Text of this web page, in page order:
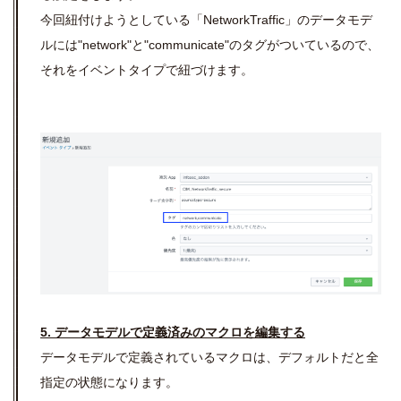
今回紐付けようとしている「NetworkTraffic」のデータモデ
ルには"network"と"communicate"のタグがついているので、
それをイベントタイプで紐づけます。
5. データモデルで定義済みのマクロを編集する
データモデルで定義されているマクロは、デフォルトだと全
指定の状態になります。